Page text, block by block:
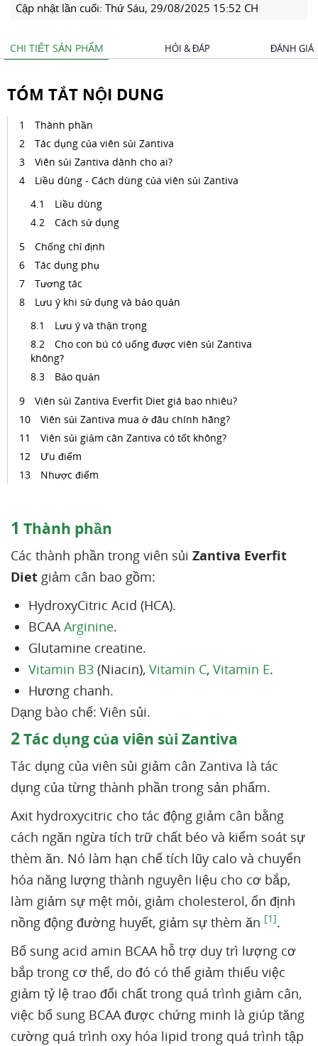
Cập nhật lần cuối: Thứ Sáu, 29/08/2025 15:52 CH
CHI TIẾT SẢN PHẨM HỎI & ĐÁP ĐÁNH GIÁ
TÓM TẮT NỘI DUNG
Thành phần
Tác dụng của viên sủi Zantiva
Viên sủi Zantiva dành cho ai?
Liều dùng - Cách dùng của viên sủi Zantiva
Liều dùng
Cách sử dụng
Chống chỉ định
Tác dụng phụ
Tương tác
Lưu ý khi sử dụng và bảo quản
Lưu ý và thận trọng
Cho con bú có uống được viên sủi Zantiva
không?
Bảo quản
Viên sủi Zantiva Everfit Diet giá bao nhiêu?
Viên sủi Zantiva mua ở đâu chính hãng?
Viên sủi giảm cân Zantiva có tốt không?
Ưu điểm
Nhược điểm
1 Thành phần
Các thành phần trong viên sủi Zantiva Everfit
Diet giảm cân bao gồm:
HydroxyCitric Acid (HCA).
BCAAArginine.
Glutamine creatine.
Vitamin B3 (Niacin), Vitamin C, Vitamin E.
Hương chanh.
Dạng bào chế: Viên sủi.
2Tác dụng của viên sủi Zantiva
Tác dụng của viên sủi giảm cân Zantiva là tác
dụng của từng thành phần trong sản phẩm.
Axit hydroxycitric cho tác động giảm cân bằng
cách ngăn ngừa tích trữ chất béo và kiểm soát sự
thèm ăn. Nó làm hạn chế tích lũy calo và chuyển
hóa năng lượng thành nguyên liệu cho cơ bắp,
làm giảm sự mệt mỏi, giảm cholesterol, ổn định
nồng động đường huyết, giảm sự thèm ăn [1].
Bổ sung acid amin BCAA hỗ trợ duy trì lượng cơ
bắp trong cơ thể, do đó có thể giảm thiểu việc
giảm tỷ lệ trao đổi chất trong quá trình giảm cân,
việc bổ sung BCAA được chứng minh là giúp tăng
cường quá trình oxy hóa lipid trong quá trình tập